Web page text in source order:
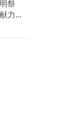
祭
力